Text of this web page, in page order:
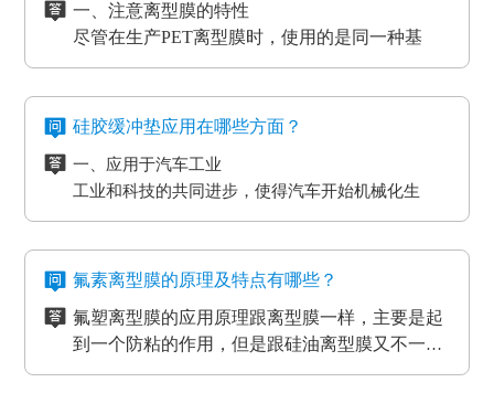
的影响，导致数据信息失真、通讯混乱。而电流的
磁效应和磨擦产生的静电感应对各种各样敏感元
电积累产生髙压放电，其严重后果将是毁灭性的，
因此防静电离型膜也很重要。
5、PCB/PCL应用
6、光电模切冲型行业应用
PET离型膜的质量要求也不一样：
如普通模切冲型对PET离型膜的要求是厚度均匀剥离
力稳定。
要求。
高分子材料在耐温性的同时还要考虑到耐化学试剂
应等。
一、注意离型膜的特性
尽管在生产PET离型膜时，使用的是同一种基
材，但是使用不一样的离型剂，就会得到不一样
重。
尽管每个品牌的离型膜在价格上都会有一些差
所以要想得到物美价廉的离型膜，就要对多个品
牌的产品进行比较，在材质、工艺、质量等方面
都相同的情况下选择性价比最高的离型膜。
三、看使用情况
购买离型膜的目的是为了发挥其性能，满足使用
需求。质量再好的离型膜若使用在不正确的地
方，其性能也不能得到更好的发挥。
四、看生产厂家
一般品牌大、评价高的正规PET离型膜生产厂家
而且生产规模也比较大，因而具有一定的基础
性、技术性和规模性。
五、看产品价格
不同品牌、不同厂家的PET离型膜在其价格上都
会有些差异，而且国内的与进口的离型膜在其价
硅胶缓冲垫应用在哪些方面？
一、应用于汽车工业
工业和科技的共同进步，使得汽车开始机械化生
产。在汽车工厂当中，数条流水线之间分布着许许
摩擦和损耗，所以经常会在机器的连接处使用缓冲
机器，减小损耗。
物流装卸货的过程中会格外重视运输货物的完整
能导致物品损坏。而目前市场上最受欢迎的缓冲垫
具有弹性好、质地紧密、耐高温以及抗冲力强的特
点，用在物流装卸平台上可以起到保护货物的作
三、应用于热压机强化过程
想让地板、木门和家具更耐用，就需要使用热压机
强化。而在这个过程中也需要缓冲垫。缓冲垫会装
氟素离型膜的原理及特点有哪些？
氟塑离型膜的应用原理跟离型膜一样，主要是起
到一个防粘的作用，但是跟硅油离型膜又不一
样，氟在氟塑离型膜里面是以一种氟化物的形式
氟塑离型膜主要应用于高温胶，硅胶双面胶贴